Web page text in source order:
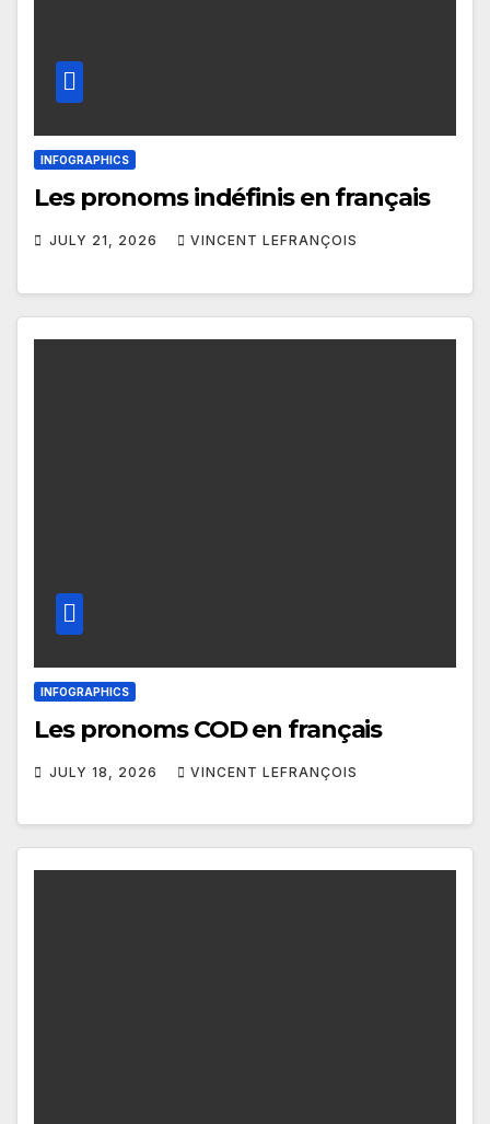
INFOGRAPHICS
Les pronoms indéfinis en français
JULY 21, 2026 VINCENT LEFRANÇOIS
INFOGRAPHICS
Les pronoms COD en français
JULY 18, 2026 VINCENT LEFRANÇOIS